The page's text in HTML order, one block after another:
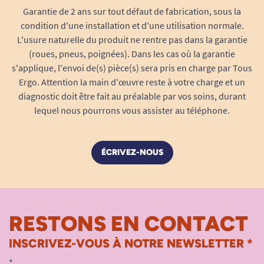
Retrouver confiance en soi
Le fait de se sentir protégé aide à réduire la gêne
liée à l’incontinence. Cela permet de rester actif
et de maintenir un lien social, sans se replier sur
soi-même.
Facilité d’utilisation
La mise en place de la protection est simple et
autonomes qu’aux aidants qui accompagnent un
proche. Le changement peut se faire facilement,
établissement
Ce type de protection convient aussi bien à un
Garantie de 2 ans sur tout défaut de fabrication, sous la
condition d'une installation et d'une utilisation normale.
L'usure naturelle du produit ne rentre pas dans la garantie
(roues, pneus, poignées). Dans les cas où la garantie
s'applique, l'envoi de(s) pièce(s) sera pris en charge par Tous
Ergo. Attention la main d'œuvre reste à votre charge et un
diagnostic doit être fait au préalable par vos soins, durant
lequel nous pourrons vous assister au téléphone.
ÉCRIVEZ-NOUS
RESTONS EN CONTACT
INSCRIVEZ-VOUS À NOTRE NEWSLETTER *